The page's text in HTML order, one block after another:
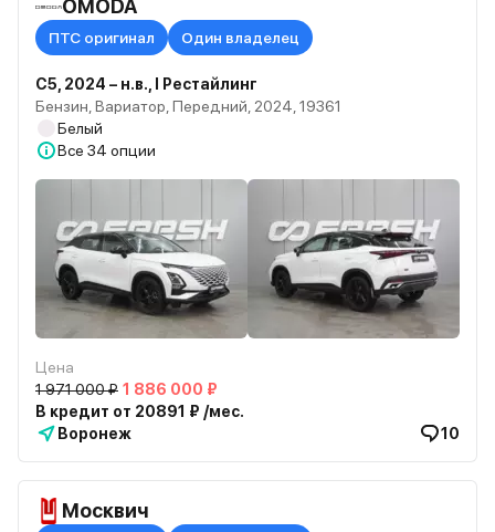
OMODA
ПТС оригинал Один владелец
C5, 2024 – н.в., I Рестайлинг
Бензин, Вариатор, Передний, 2024, 19361
Белый
Все 34 опции
Цена
1 971 000 ₽ 1 886 000 ₽
В кредит от 20891 ₽ /мес.
Воронеж
10
Москвич